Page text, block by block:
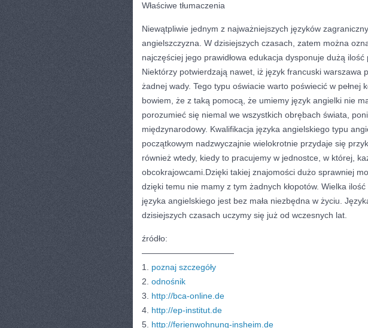
Właściwe tłumaczenia
Niewątpliwie jednym z najważniejszych języków
angielszczyzna. W dzisiejszych czasach, zatem można
najczęściej jego prawidłowa edukacja dysponuje dużą ilość
Niektórzy potwierdzają nawet, iż język francuski warszawa
żadnej wady. Tego typu oświacie warto poświecić w pełnej
bowiem, że z taką pomocą, że umiemy język angielki nie
porozumieć się niemal we wszystkich obrębach świata,
międzynarodowy. Kwalifikacja języka angielskiego typu
początkowym nadzwyczajnie wielokrotnie przydaje się
również wtedy, kiedy to pracujemy w jednostce, w której,
obcokrajowcami.Dzięki takiej znajomości dużo sprawniej
dzięki temu nie mamy z tym żadnych kłopotów. Wielka
języka angielskiego jest bez mała niezbędna w życiu.
dzisiejszych czasach uczymy się już od wczesnych lat.
źródło:
———————————
1. poznaj szczegóły
2. odnośnik
3. http://bca-online.de
4. http://ep-institut.de
5. http://ferienwohnung-insheim.de